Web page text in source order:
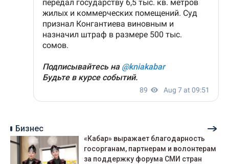
Бизнес
«Кабар» выражает благодарность
госорганам, партнерам и волонтерам
за поддержку форума СМИ стран